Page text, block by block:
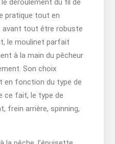
déroulement du fil de
pratique tout en
tout être robuste
le moulinet parfait
à la main du pêcheur
Son choix
en fonction du type de
ce fait, le type de
frein arrière, spinning,